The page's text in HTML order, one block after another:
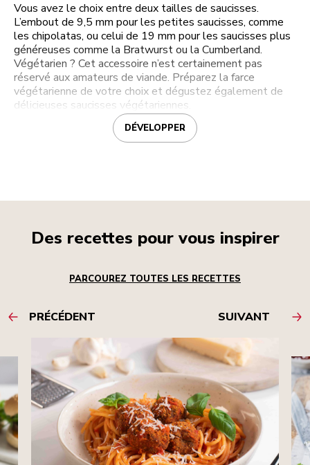
Vous avez le choix entre deux tailles de saucisses.
L’embout de 9,5 mm pour les petites saucisses, comme
les chipolatas, ou celui de 19 mm pour les saucisses plus
généreuses comme la Bratwurst ou la Cumberland.
Végétarien ? Cet accessoire n’est certainement pas
réservé aux amateurs de viande. Préparez la farce
végétarienne de votre choix et dégustez également de
délicieuses saucisses végétariennes.
DÉVELOPPER
Des recettes pour vous inspirer
PARCOUREZ TOUTES LES RECETTES
PRÉCÉDENT SUIVANT